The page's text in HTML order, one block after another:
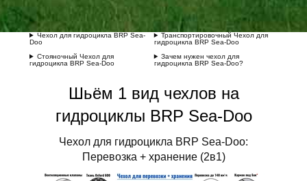
Чехол для гидроцикла BRP Sea-
Doo
Транспортировочный Чехол для
гидроцикла BRP Sea-Doo
Стояночный Чехол для
гидроцикла BRP Sea-Doo
Зачем нужен чехол для
гидроцикла BRP Sea-Doo?
Шьём 1 вид чехлов на
гидроциклы BRP Sea-Doo
Чехол для гидроцикла BRP Sea-Doo:
Перевозка + хранение (2в1)